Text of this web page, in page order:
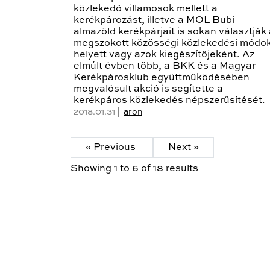
közlekedő villamosok mellett a
kerékpározást, illetve a MOL Bubi
almazöld kerékpárjait is sokan választják
megszokott közösségi közlekedési
helyett vagy azok kiegészítőjeként. Az
elmúlt évben több, a BKK és a Magyar
Kerékpárosklub együttműködésében
megvalósult akció is segítette a
kerékpáros közlekedés népszerűsítését.
2018.01.31 | aron
« Previous Next »
Showing 1 to 6 of 18 results